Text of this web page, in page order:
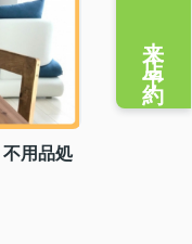
用品処
来店予約